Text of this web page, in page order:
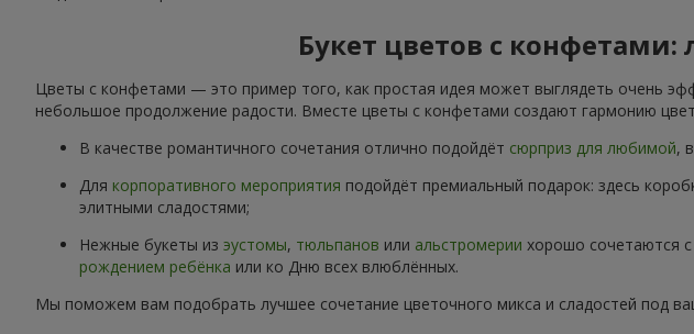
Букет цветов с
Цветы с конфетами — это пример того, как простая идея может выглядеть очень
небольшое продолжение радости. Вместе цветы с конфетами создают гармонию
В качестве романтичного сочетания отлично подойдёт сюрприз для любимой,
Для корпоративного мероприятия подойдёт премиальный подарок: здесь
элитными сладостями;
Нежные букеты из эустомы, тюльпанов или альстромерии хорошо сочетаются
рождением ребёнка или ко Дню всех влюблённых.
Мы поможем вам подобрать лучшее сочетание цветочного микса и сладостей